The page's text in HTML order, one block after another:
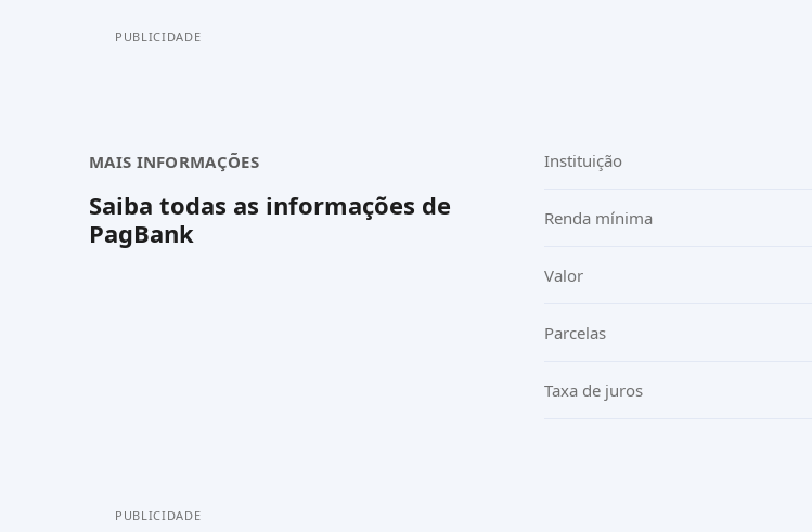
PUBLICIDADE
MAIS INFORMAÇÕES
Saiba todas as informações de
PagBank
Instituição
Renda mínima
Valor
Parcelas
Taxa de juros
PUBLICIDADE